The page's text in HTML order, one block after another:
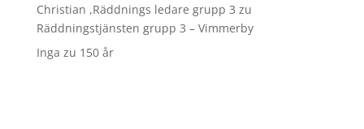
Christian ,Räddnings ledare grupp 3 zu
Räddningstjänsten grupp 3 – Vimmerby
Inga zu 150 år